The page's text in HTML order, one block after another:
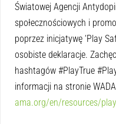
Światowej Agencji
społecznościowych i
poprzez inicjatywę ‘Play
osobiste deklaracje.
hashtagów #PlayTrue
informacji na stronie
ama.org/en/resources/